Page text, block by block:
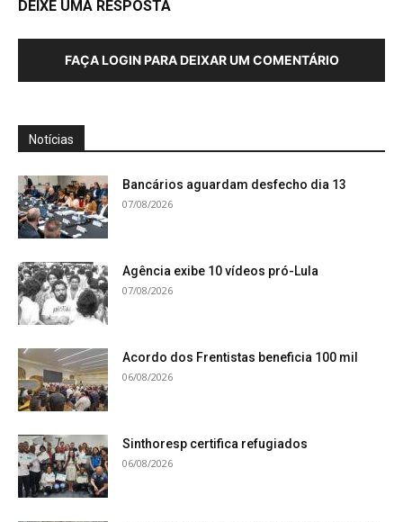
DEIXE UMA RESPOSTA
FAÇA LOGIN PARA DEIXAR UM COMENTÁRIO
Notícias
Bancários aguardam desfecho dia 13
07/08/2026
Agência exibe 10 vídeos pró-Lula
07/08/2026
Acordo dos Frentistas beneficia 100 mil
06/08/2026
Sinthoresp certifica refugiados
06/08/2026